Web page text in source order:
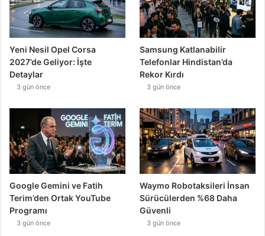
Yeni Nesil Opel Corsa
2027’de Geliyor: İşte
Detaylar
3 gün önce
Samsung Katlanabilir
Telefonlar Hindistan’da
Rekor Kırdı
3 gün önce
Google Gemini ve Fatih
Terim’den Ortak YouTube
Programı
3 gün önce
Waymo Robotaksileri İnsan
Sürücülerden %68 Daha
Güvenli
3 gün önce